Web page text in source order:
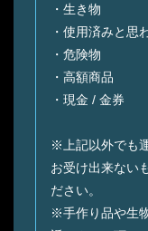
・生き物
・使用済みと思
・危険物
・高額商品
・現金 / 金券
※上記以外でも
お受け出来ない
ださい。
※手作り品や生